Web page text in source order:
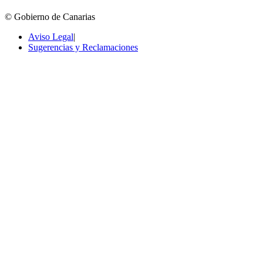
© Gobierno de Canarias
Aviso Legal|
Sugerencias y Reclamaciones